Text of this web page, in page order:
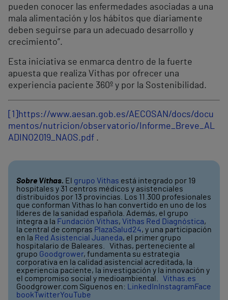
pueden conocer las enfermedades asociadas a una
mala alimentación y los hábitos que diariamente
deben seguirse para un adecuado desarrollo y
crecimiento”.
Esta iniciativa se enmarca dentro de la fuerte
apuesta que realiza Vithas por ofrecer una
experiencia paciente 360º y por la Sostenibilidad.
[1]
https://www.aesan.gob.es/AECOSAN/docs/docu
mentos/nutricion/observatorio/Informe_Breve_AL
ADINO2019_NAOS.pdf .
Sobre Vithas. El grupo Vithas está integrado por 19
hospitales y 31 centros médicos y asistenciales
distribuidos por 13 provincias. Los 11.300 profesionales
que conforman Vithas lo han convertido en uno de los
líderes de la sanidad española. Además, el grupo
integra a la Fundación Vithas, Vithas Red Diagnóstica,
la central de compras PlazaSalud24, y una participación
en la Red Asistencial Juaneda, el primer grupo
hospitalario de Baleares. Vithas, perteneciente al
grupo Goodgrower, fundamenta su estrategia
corporativa en la calidad asistencial acreditada, la
experiencia paciente, la investigación y la innovación y
el compromiso social y medioambiental. Vithas.es
Goodgrower.com Síguenos en:
LinkedIn InstagramFace
bookTwitterYouTube